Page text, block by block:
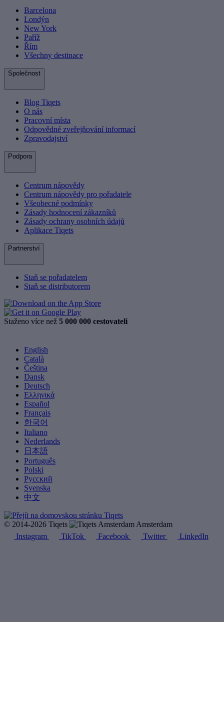
Barcelona
Londýn
New York
Paříž
Řím
Všechny destinace
Společnost
Blog Tiqets
O nás
Pracovní místa
Odpovědné zveřejňování informací
Zpravodajství
Podpora
Centrum nápovědy
Centrum nápovědy pro pořadatele
Všeobecné podmínky
Zásady hodnocení zákazníků
Zásady ochrany osobních údajů
Aplikace Tiqets
Partnerství
Staň se pořadatelem
Staň se distributorem
Staženo více než 5 000 000 cestovateli
English
Català
Čeština
Dansk
Deutsch
Ελληνικά
Español
Français
한국어
Italiano
Nederlands
日本語
Português
Polski
Русский
Svenska
中文
© 2014-2026 Tiqets
Amsterdam
Instagram
TikTok Facebook Twitter LinkedIn